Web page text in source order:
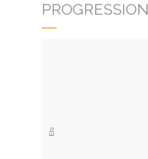
PROGRESSION
Elo